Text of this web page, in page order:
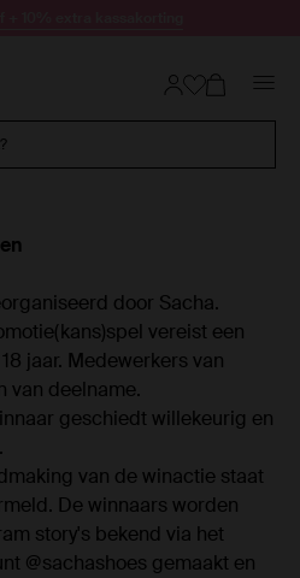
door Sacha.
vereist een
jaar. Medewerkers van
van deelname.
geschiedt willekeurig en
van de winactie staat
De winnaars worden
story's bekend via het
@sachashoes gemaakt en